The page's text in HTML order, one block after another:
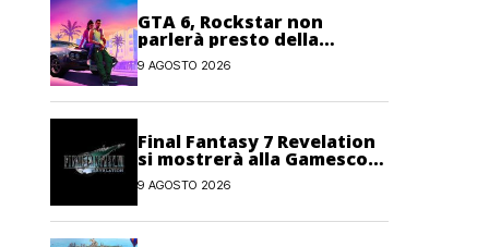
GTA 6, Rockstar non
parlerà presto della
modalità Online: priorità al
single-player
9 AGOSTO 2026
Final Fantasy 7 Revelation
si mostrerà alla Gamescom
Opening Night Live
9 AGOSTO 2026